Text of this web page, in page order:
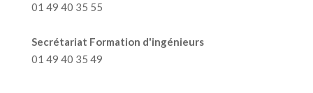
01 49 40 35 55
Secrétariat Formation d'ingénieurs
01 49 40 35 49